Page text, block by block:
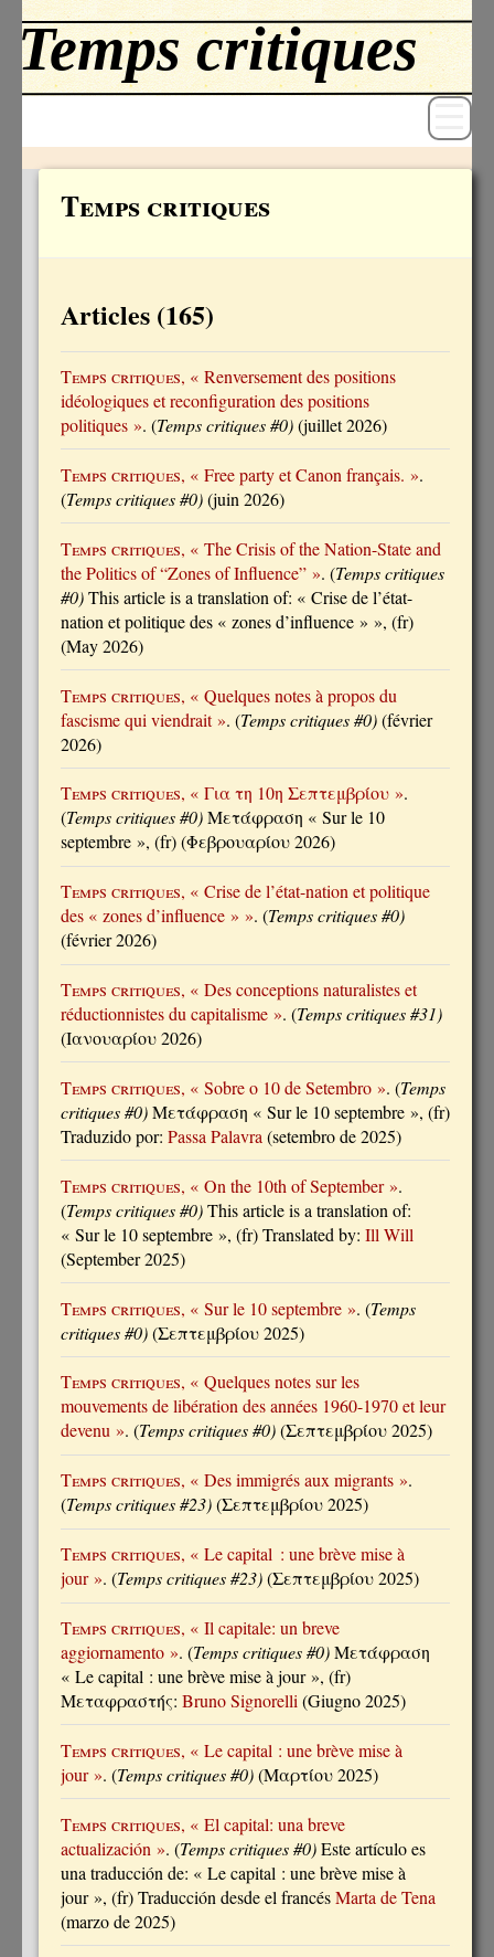
Archives
Blog
Temps critiques
Articles (165)
Temps critiques, « Renversement des positions
idéologiques et reconfiguration des positions
politiques ». (Temps critiques #0)(juillet 2026)
Temps critiques, « Free party et Canon français. ».
(Temps critiques #0)(juin 2026)
Temps critiques, « The Crisis of the Nation-State and
the Politics of “Zones of Influence” ». (Temps critiques
#0)This article is a translation of: « Crise de l’état-
nation et politique des « zones d’influence » », (fr)
(May 2026)
Temps critiques, « Quelques notes à propos du
fascisme qui viendrait ». (Temps critiques #0)(février
2026)
Temps critiques, « Για τη 10η Σεπτεμβρίου ».
(Temps critiques #0)Μετάφραση « Sur le 10
septembre », (fr) (Φεβρουαρίου 2026)
Temps critiques, « Crise de l’état-nation et politique
des « zones d’influence » ». (Temps critiques #0)
(février 2026)
Temps critiques, « Des conceptions naturalistes et
réductionnistes du capitalisme ». (Temps critiques #31)
(Ιανουαρίου 2026)
Temps critiques, « Sobre o 10 de Setembro ». (Temps
critiques #0)Μετάφραση « Sur le 10 septembre », (fr)
Traduzido por: Passa Palavra (setembro de 2025)
Temps critiques, « On the 10th of September ».
(Temps critiques #0)This article is a translation of:
« Sur le 10 septembre », (fr) Translated by: Ill Will
(September 2025)
Temps critiques, « Sur le 10 septembre ». (Temps
critiques #0)(Σεπτεμβρίου 2025)
Temps critiques, « Quelques notes sur les
mouvements de libération des années 1960-1970 et leur
devenu ». (Temps critiques #0)(Σεπτεμβρίου 2025)
Temps critiques, « Des immigrés aux migrants ».
(Temps critiques #23)(Σεπτεμβρίου 2025)
Temps critiques, « Le capital : une brève mise à
jour ». (Temps critiques #23)(Σεπτεμβρίου 2025)
Temps critiques, « Il capitale: un breve
aggiornamento ». (Temps critiques #0)Μετάφραση
« Le capital : une brève mise à jour », (fr)
Μεταφραστής: Bruno Signorelli (Giugno 2025)
Temps critiques, « Le capital : une brève mise à
jour ». (Temps critiques #0)(Μαρτίου 2025)
Temps critiques, « El capital: una breve
actualización ». (Temps critiques #0)Este artículo es
una traducción de: « Le capital : une brève mise à
jour », (fr) Traducción desde el francésMarta de Tena
(marzo de 2025)